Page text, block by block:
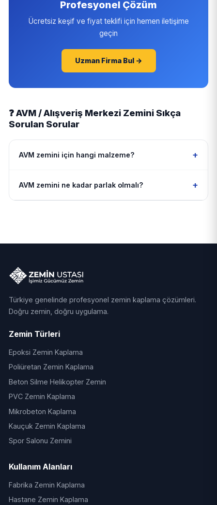
Profesyonel Çözüm
Ücretsiz keşif ve fiyat teklifi için hemen iletişime
geçin
Uzman Firma Bul →
❓ AVM / Alışveriş Merkezi Zemini Sıkça
Sorulan Sorular
AVM zemini için hangi malzeme? +
AVM zemini ne kadar parlak olmalı? +
Türkiye genelinde profesyonel zemin kaplama çözümleri.
Doğru zemin, doğru uygulama.
Zemin Türleri
Epoksi Zemin Kaplama
Poliüretan Zemin Kaplama
Beton Silme Helikopter Zemin
PVC Zemin Kaplama
Mikrobeton Kaplama
Kauçuk Zemin Kaplama
Spor Salonu Zemini
Kullanım Alanları
Fabrika Zemin Kaplama
Hastane Zemin Kaplama